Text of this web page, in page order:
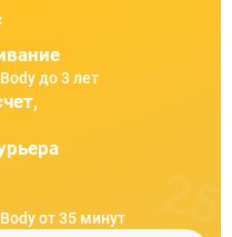
до 3 лет
от 35 минут